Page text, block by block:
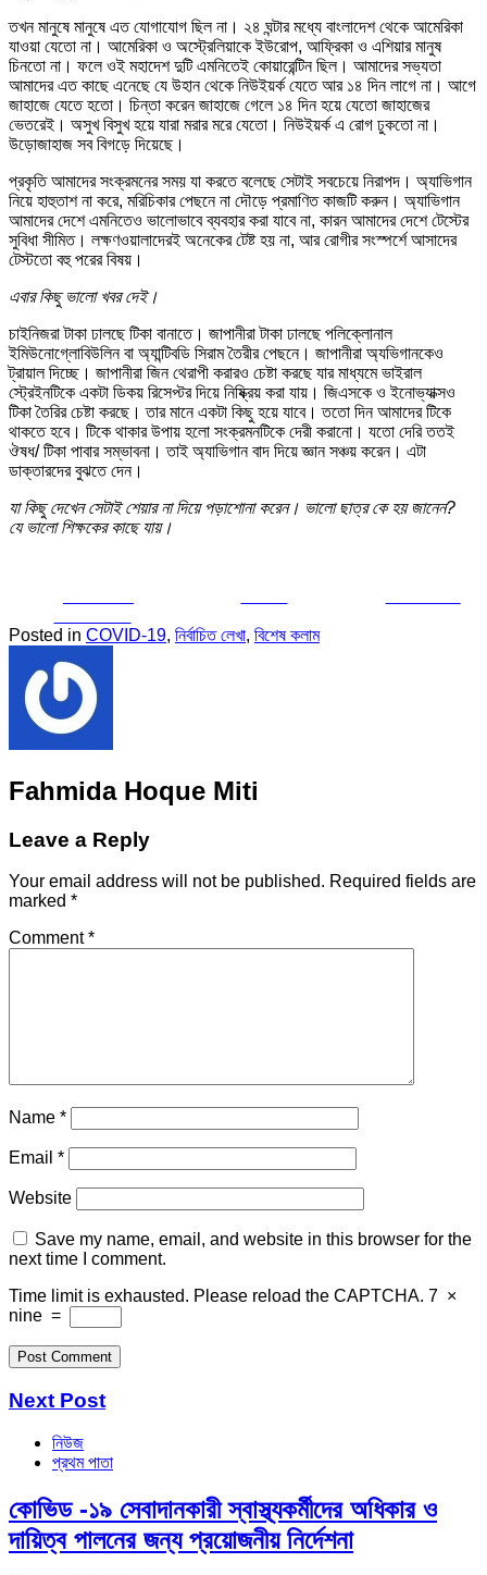
তখন মানুষে মানুষে এত যোগাযোগ ছিল না। ২৪ ঘন্টার মধ্যে বাংলাদেশ থেকে আমেরিকা
যাওয়া যেতো না। আমেরিকা ও অস্ট্রেলিয়াকে ইউরোপ, আফ্রিকা ও এশিয়ার মানুষ
চিনতো না। ফলে ওই মহাদেশ দুটি এমনিতেই কোয়ারেন্টিন ছিল। আমাদের সভ্যতা
আমাদের এত কাছে এনেছে যে উহান থেকে নিউইয়র্ক যেতে আর ১৪ দিন লাগে না। আগে
জাহাজে যেতে হতো। চিন্তা করেন জাহাজে গেলে ১৪ দিন হয়ে যেতো জাহাজের
ভেতরেই। অসুখ বিসুখ হয়ে যারা মরার মরে যেতো। নিউইয়র্ক এ রোগ ঢুকতো না।
উড়োজাহাজ সব বিগড়ে দিয়েছে।
প্রকৃতি আমাদের সংক্রমনের সময় যা করতে বলেছে সেটাই সবচেয়ে নিরাপদ। অ্যাভিগান
নিয়ে হাহুতাশ না করে, মরিচিকার পেছনে না দৌড়ে প্রমাণিত কাজটি করুন। অ্যাভিগান
আমাদের দেশে এমনিতেও ভালোভাবে ব্যবহার করা যাবে না, কারন আমাদের দেশে টেস্টের
সুবিধা সীমিত। লক্ষণওয়ালাদেরই অনেকের টেষ্ট হয় না, আর রোগীর সংস্পর্শে আসাদের
টেস্টতো বহু পরের বিষয়।
এবার কিছু ভালো খবর দেই।
চাইনিজরা টাকা ঢালছে টিকা বানাতে। জাপানীরা টাকা ঢালছে পলিক্লোনাল
ইমিউনোগ্লোবিউলিন বা অ্যান্টিবডি সিরাম তৈরীর পেছনে। জাপানীরা অ্যভিগানকেও
ট্রায়াল দিচ্ছে। জাপানীরা জিন থেরাপী করারও চেষ্টা করছে যার মাধ্যমে ভাইরাল
স্ট্রেইনটিকে একটা ডিকয় রিসেপ্টর দিয়ে নিষ্ক্রিয় করা যায়। জিএসকে ও ইনোভ্যাক্সও
টিকা তৈরির চেষ্টা করছে। তার মানে একটা কিছু হয়ে যাবে। ততো দিন আমাদের টিকে
থাকতে হবে। টিকে থাকার উপায় হলো সংক্রমনটিকে দেরী করানো। যতো দেরি ততই
ঔষধ/ টিকা পাবার সম্ভাবনা। তাই অ্যাভিগান বাদ দিয়ে জ্ঞান সঞ্চয় করেন। এটা
ডাক্তারদের বুঝতে দেন।
যা কিছু দেখেন সেটাই শেয়ার না দিয়ে পড়াশোনা করেন। ভালো ছাত্র কে হয় জানেন?
যে ভালো শিক্ষকের কাছে যায়।
Posted in COVID-19, নির্বাচিত লেখা, বিশেষ কলাম
Fahmida Hoque Miti
Leave a Reply
Your email address will not be published. Required fields are
marked *
Comment*
Name *
Email *
Website
Save my name, email, and website in this browser for the
next time I comment.
Time limit is exhausted. Please reload the CAPTCHA. 7 ×
nine =
Next Post
নিউজ
প্রথম পাতা
কোভিড -১৯ সেবাদানকারী স্বাস্থ্যকর্মীদের অধিকার ও
দায়িত্ব পালনের জন্য প্রয়োজনীয় নির্দেশনা